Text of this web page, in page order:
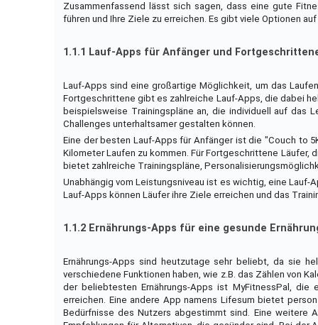
Zusammenfassend lässt sich sagen, dass eine gute
führen und Ihre Ziele zu erreichen. Es gibt viele Optionen
1.1.1 Lauf-Apps für Anfänger und
Lauf-Apps sind eine großartige Möglichkeit, um das
Fortgeschrittene gibt es zahlreiche Lauf-Apps, die dabei
beispielsweise Trainingspläne an, die individuell auf das
Challenges unterhaltsamer gestalten können.
Eine der besten Lauf-Apps für Anfänger ist die "Couch to
Kilometer Laufen zu kommen. Für Fortgeschrittene Läufer,
bietet zahlreiche Trainingspläne,
Unabhängig vom Leistungsniveau ist es wichtig, eine
Lauf-Apps können Läufer ihre Ziele erreichen und das
1.1.2 Ernährungs-Apps für eine gesunde
Ernährungs-Apps sind heutzutage sehr beliebt, da sie
verschiedene Funktionen haben, wie z.B. das Zählen von
der beliebtesten Ernährungs-Apps ist MyFitnessPal,
erreichen. Eine andere App namens Lifesum bietet
Bedürfnisse des Nutzers abgestimmt sind. Eine weitere